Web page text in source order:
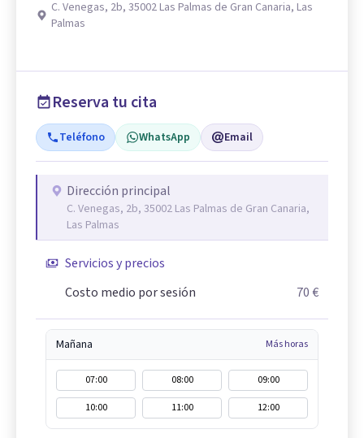
C. Venegas, 2b, 35002 Las Palmas de Gran Canaria, Las
Palmas
Reserva tu cita
Teléfono WhatsApp Email
Dirección principal
C. Venegas, 2b, 35002 Las Palmas de Gran Canaria,
Las Palmas
Servicios y precios
Costo medio por sesión
70 €
Mañana Más horas
07:00 08:00
09:00
10:00
11:00 12:00